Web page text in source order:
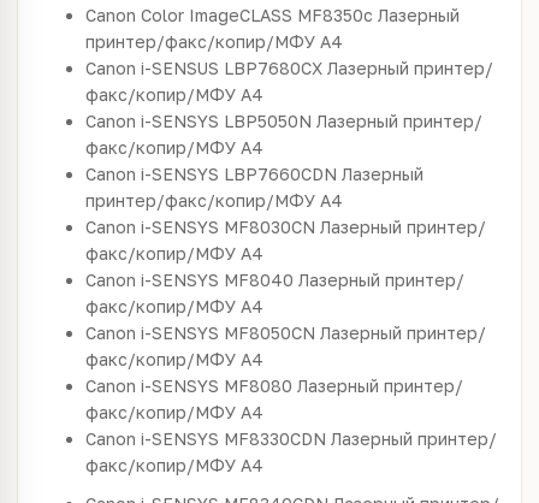
Canon Color ImageCLASS MF8350c Лазерный
принтер/факс/копир/МФУ A4
Canon i-SENSUS LBP7680CX Лазерный принтер/
факс/копир/МФУ A4
Canon i-SENSYS LBP5050N Лазерный принтер/
факс/копир/МФУ A4
Canon i-SENSYS LBP7660CDN Лазерный
принтер/факс/копир/МФУ A4
Canon i-SENSYS MF8030CN Лазерный принтер/
факс/копир/МФУ A4
Canon i-SENSYS MF8040 Лазерный принтер/
факс/копир/МФУ A4
Canon i-SENSYS MF8050CN Лазерный принтер/
факс/копир/МФУ A4
Canon i-SENSYS MF8080 Лазерный принтер/
факс/копир/МФУ A4
Canon i-SENSYS MF8330CDN Лазерный принтер/
факс/копир/МФУ A4